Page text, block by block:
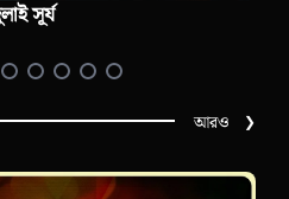
দেবো না
আরও ❯